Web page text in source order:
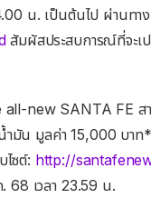
น. เป็นต้นไป ผ่านทา
สัมผัสประสบการณ์ที่จะเ
new SANTA FE สา
ำมัน มูลค่า 15,000 บาท
ซต์: http://
68 เวลา 23.59 น.